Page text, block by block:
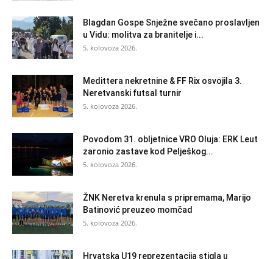
Blagdan Gospe Snježne svečano proslavljen
u Vidu: molitva za branitelje i...
5. kolovoza 2026.
Medittera nekretnine & FF Rix osvojila 3.
Neretvanski futsal turnir
5. kolovoza 2026.
Povodom 31. obljetnice VRO Oluja: ERK Leut
zaronio zastave kod Pelješkog...
5. kolovoza 2026.
ŽNK Neretva krenula s pripremama, Marijo
Batinović preuzeo momčad
5. kolovoza 2026.
Hrvatska U19 reprezentacija stigla u